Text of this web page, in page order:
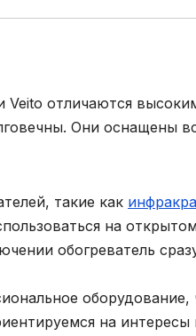
Veito отличаются
Они оснащены
такие как
на
обогреватель
оборудование,
на